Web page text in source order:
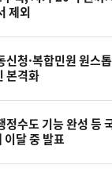
제외
신청·복합민원 원스
본격화
정수도 기능 완성 등
이달 중 발표